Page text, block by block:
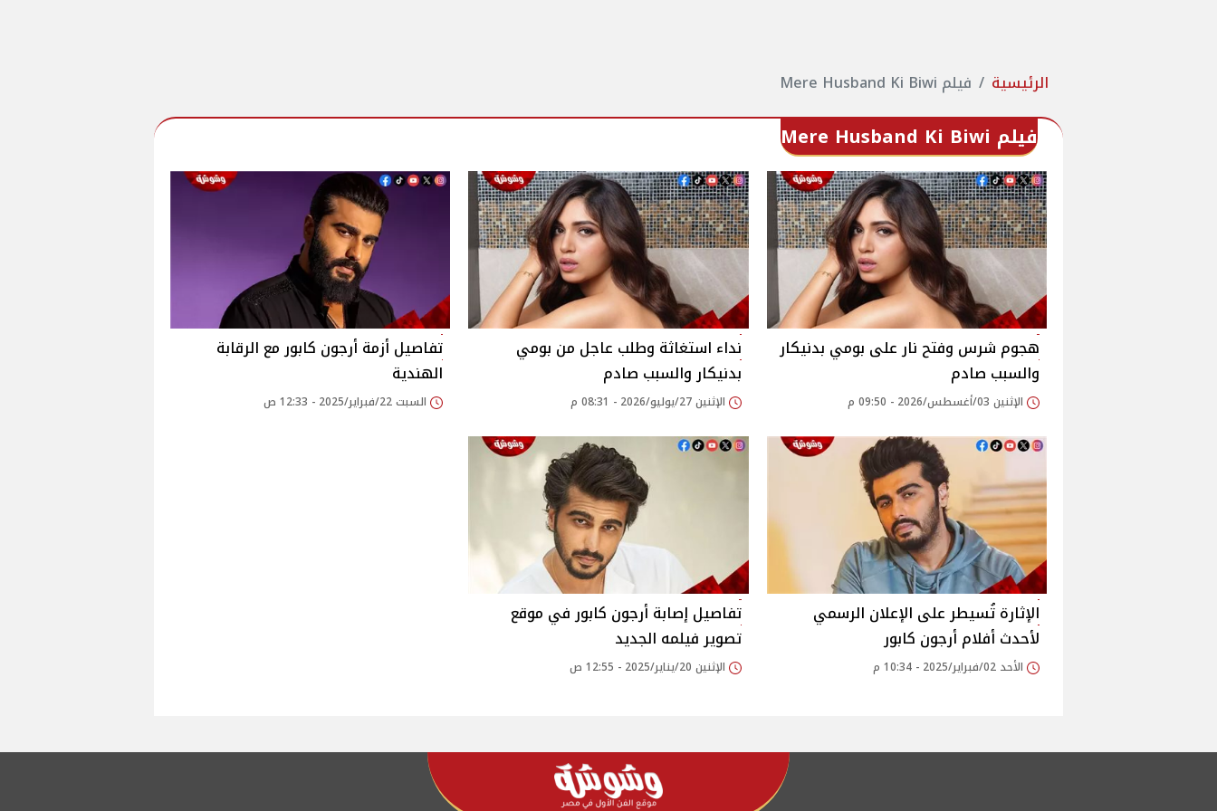
الرئيسية فيلم Mere Husband Ki Biwi
فيلم Mere Husband Ki Biwi
هجوم شرس وفتح نار على بومي بدنيكار
والسبب صادم
الإثنين 03/أغسطس/2026 - 09:50 م
نداء استغاثة وطلب عاجل من بومي
بدنيكار والسبب صادم
الإثنين 27/يوليو/2026 - 08:31 م
تفاصيل أزمة أرجون كابور مع الرقابة
الهندية
السبت 22/فبراير/2025 - 12:33 ص
الإثارة تُسيطر على الإعلان الرسمي
لأحدث أفلام أرجون كابور
الأحد 02/فبراير/2025 - 10:34 م
تفاصيل إصابة أرجون كابور في موقع
تصوير فيلمه الجديد
الإثنين 20/يناير/2025 - 12:55 ص